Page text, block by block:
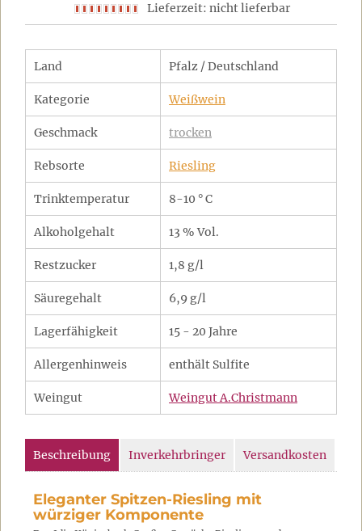
Lieferzeit: nicht lieferbar
Land Pfalz / Deutschland
Kategorie Weißwein
Geschmack trocken
Rebsorte Riesling
Trinktemperatur 8-10 ° C
Alkoholgehalt 13 % Vol.
Restzucker 1,8 g/l
Säuregehalt 6,9 g/l
Lagerfähigkeit 15 - 20 Jahre
Allergenhinweis enthält Sulfite
Weingut Weingut A.Christmann
Beschreibung Inverkehrbringer Versandkosten
Eleganter Spitzen-Riesling mit
würziger Komponente